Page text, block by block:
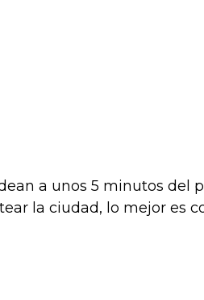
a unos 5 minutos del
la ciudad, lo mejor es